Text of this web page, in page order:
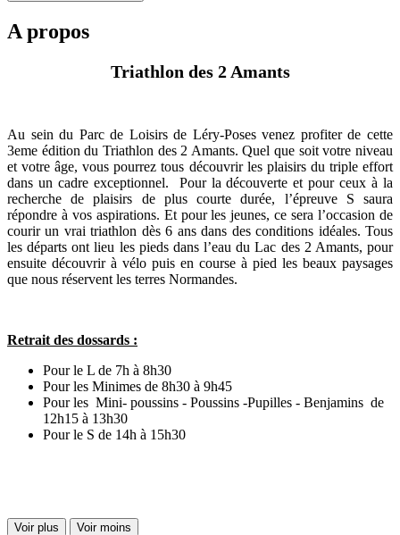
A propos
Triathlon des 2 Amants
Au sein du Parc de Loisirs de Léry-Poses venez profiter de cette
3eme édition du Triathlon des 2 Amants. Quel que soit votre niveau
et votre âge, vous pourrez tous découvrir les plaisirs du triple effort
dans un cadre exceptionnel. Pour la découverte et pour ceux à la
recherche de plaisirs de plus courte durée, l’épreuve S saura
répondre à vos aspirations. Et pour les jeunes, ce sera l’occasion de
courir un vrai triathlon dès 6 ans dans des conditions idéales. Tous
les départs ont lieu les pieds dans l’eau du Lac des 2 Amants, pour
ensuite découvrir à vélo puis en course à pied les beaux paysages
que nous réservent les terres Normandes.
Retrait des dossards :
Pour le L de 7h à 8h30
Pour les Minimes de 8h30 à 9h45
Pour les Mini- poussins - Poussins -Pupilles - Benjamins de
12h15 à 13h30
Pour le S de 14h à 15h30
Voir plus Voir moins